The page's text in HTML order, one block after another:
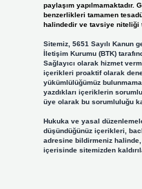
paylaşım
benzerlikleri tamamen
halindedir ve tavsiye niteliği
Sitemiz, 5651 Sayılı Kanun
İletişim Kurumu (BTK)
Sağlayıcı olarak hizmet
içerikleri proaktif olarak
yükümlülüğümüz
yazdıkları içeriklerin
üye olarak bu sorumluluğu
Hukuka ve yasal
düşündüğünüz içerikleri,
adresine bildirmeniz
içerisinde sitemizden